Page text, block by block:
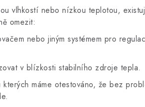
vlhkostí nebo nízkou teplotou,
omezit:
nebo jiným systémem pro
v blízkosti stabilního zdroje tepla.
máme otestováno, že bez